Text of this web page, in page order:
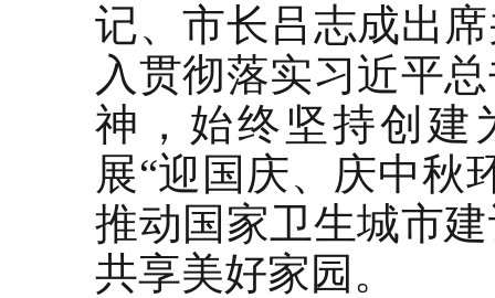
记、市长吕志成出
入贯彻落实习近平
神，始终坚持创建
展“迎国庆、庆中秋
推动国家卫生城市
共享美好家园。